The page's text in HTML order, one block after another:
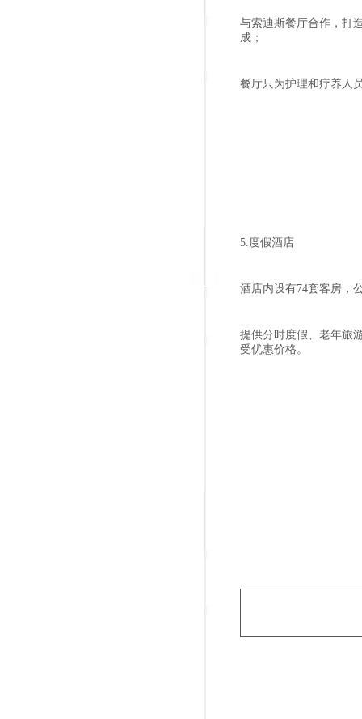
与索迪斯餐厅合作，打
成；
餐厅只为护理和疗养人
5.度假酒店
酒店内设有74套客房，
提供分时度假、老年旅
受优惠价格。